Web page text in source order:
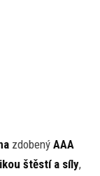
zdobený AAA
štěstí a síly,